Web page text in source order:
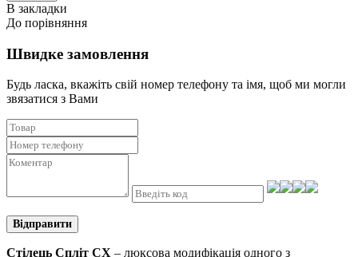
В закладки
До порівняння
Швидке замовлення
Будь ласка, вкажіть свій номер телефону та iмя, щоб ми могли
звязатися з Вами
Відправити
Стілець Спліт СХ – люксова модифікація одного з